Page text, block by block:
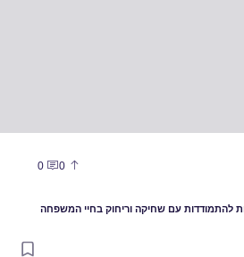
0
0
להתמודדות עם שחיקה וריחוק בחיי המשפחה